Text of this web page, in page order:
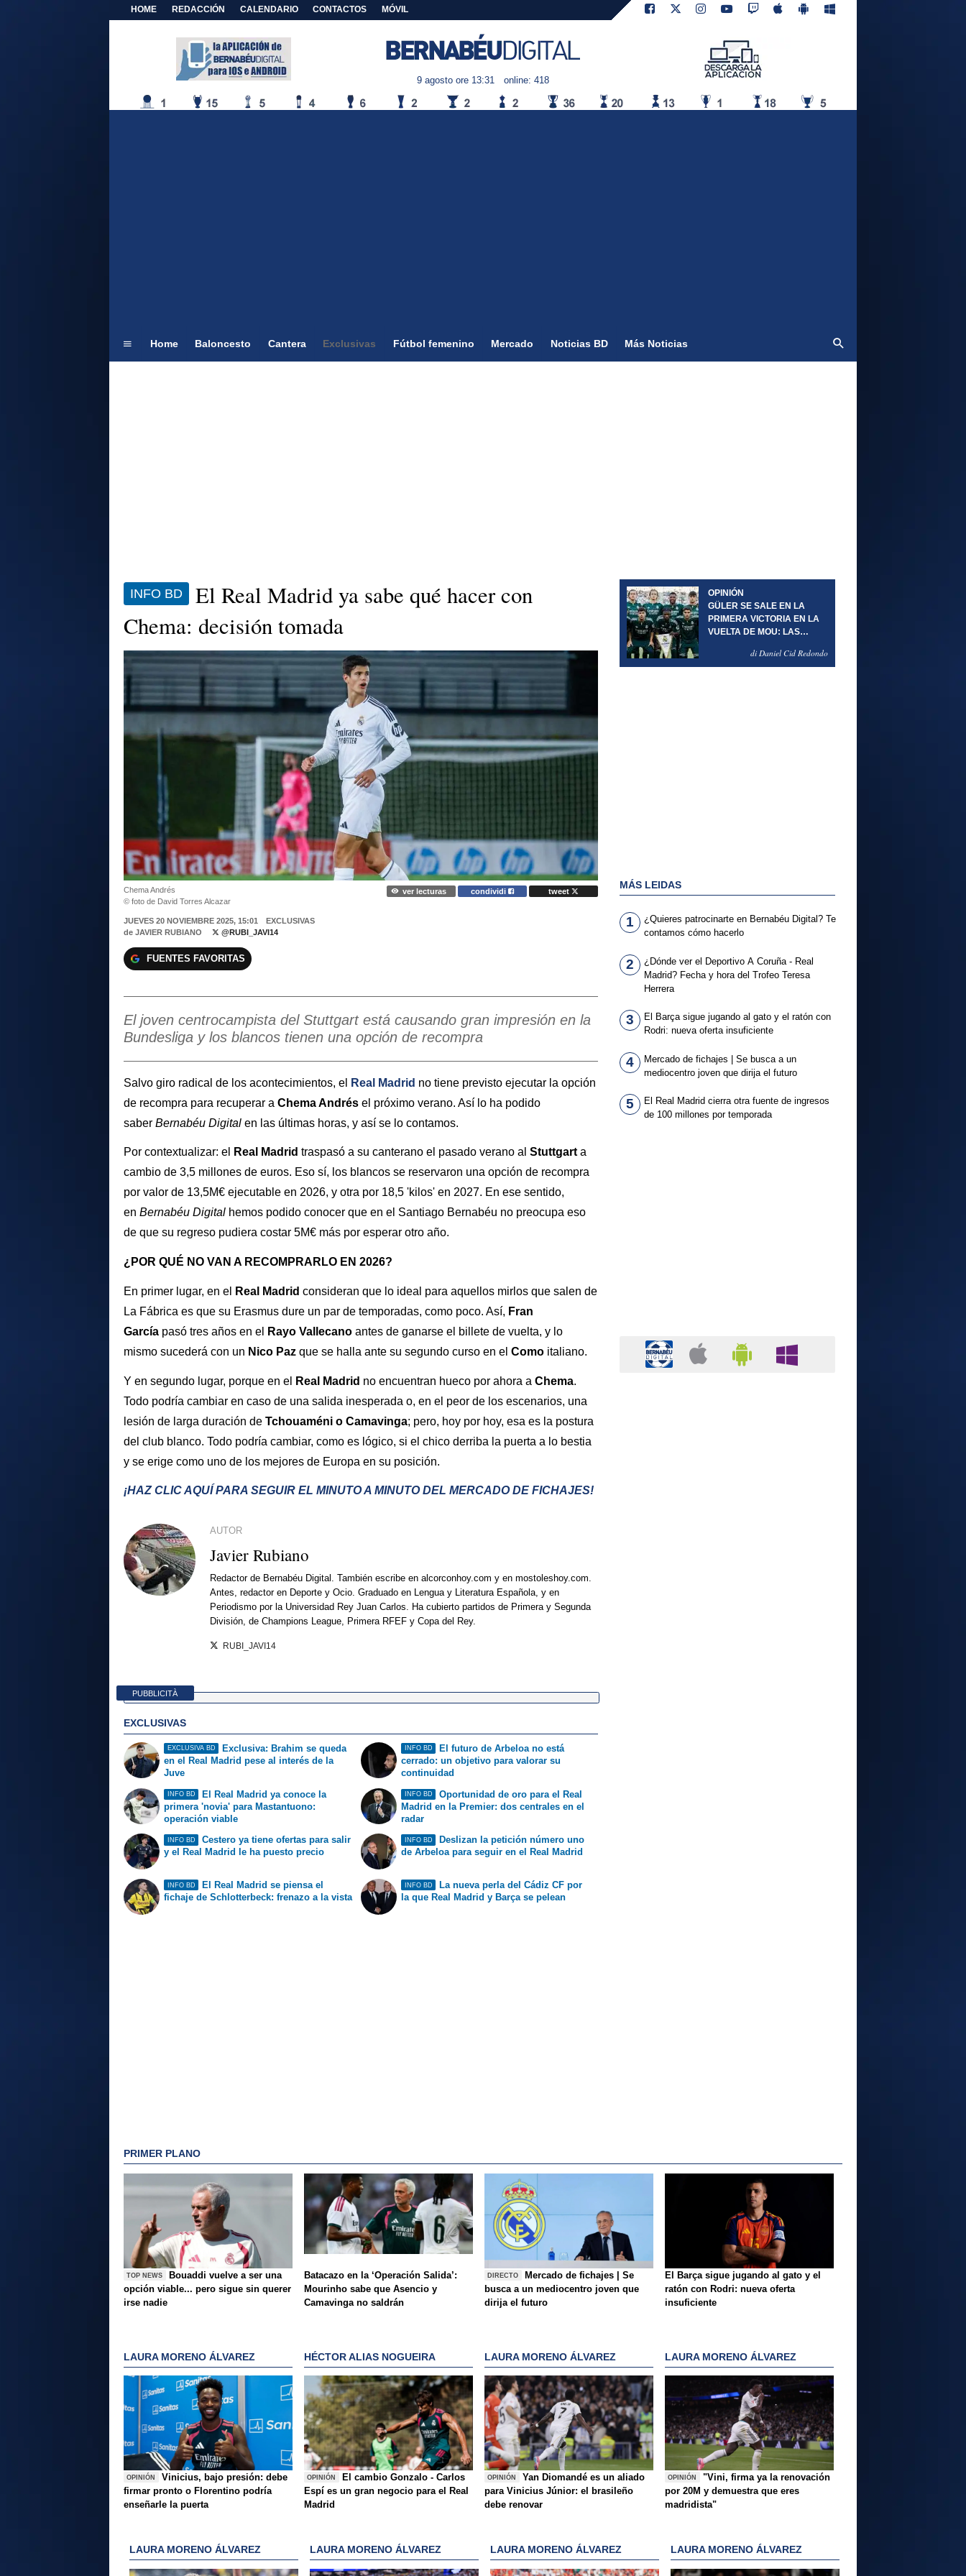
HOME REDACCIÓN CALENDARIO CONTACTOS MÓVIL
9 agosto ore 13:31 online: 418
Home Baloncesto Cantera Exclusivas Fútbol femenino Mercado Noticias BD Más Noticias
INFO BD
El Real Madrid ya sabe qué hacer con
Chema: decisión tomada
Chema Andrés
© foto de David Torres Alcazar
ver lecturas condividi tweet
JUEVES 20 NOVIEMBRE 2025, 15:01
EXCLUSIVAS
de JAVIER RUBIANO @RUBI_JAVI14
FUENTES FAVORITAS
El joven centrocampista del Stuttgart está causando gran impresión en la
Bundesliga y los blancos tienen una opción de recompra
Salvo giro radical de los acontecimientos, el Real Madrid no tiene previsto ejecutar la opción
de recompra para recuperar a Chema Andrés el próximo verano. Así lo ha podido
saber Bernabéu Digital en las últimas horas, y así se lo contamos.
Por contextualizar: el Real Madrid traspasó a su canterano el pasado verano al Stuttgart a
cambio de 3,5 millones de euros. Eso sí, los blancos se reservaron una opción de recompra
por valor de 13,5M€ ejecutable en 2026, y otra por 18,5 'kilos' en 2027. En ese sentido,
en Bernabéu Digital hemos podido conocer que en el Santiago Bernabéu no preocupa eso
de que su regreso pudiera costar 5M€ más por esperar otro año.
¿POR QUÉ NO VAN A RECOMPRARLO EN 2026?
En primer lugar, en el Real Madrid consideran que lo ideal para aquellos mirlos que salen de
La Fábrica es que su Erasmus dure un par de temporadas, como poco. Así, Fran
García pasó tres años en el Rayo Vallecano antes de ganarse el billete de vuelta, y lo
mismo sucederá con un Nico Paz que se halla ante su segundo curso en el Como italiano.
Y en segundo lugar, porque en el Real Madrid no encuentran hueco por ahora a Chema.
Todo podría cambiar en caso de una salida inesperada o, en el peor de los escenarios, una
lesión de larga duración de Tchouaméni o Camavinga; pero, hoy por hoy, esa es la postura
del club blanco. Todo podría cambiar, como es lógico, si el chico derriba la puerta a lo bestia
y se erige como uno de los mejores de Europa en su posición.
¡HAZ CLIC AQUÍ PARA SEGUIR EL MINUTO A MINUTO DEL MERCADO DE FICHAJES!
AUTOR
Javier Rubiano
Redactor de Bernabéu Digital. También escribe en alcorconhoy.com y en mostoleshoy.com.
Antes, redactor en Deporte y Ocio. Graduado en Lengua y Literatura Española, y en
Periodismo por la Universidad Rey Juan Carlos. Ha cubierto partidos de Primera y Segunda
División, de Champions League, Primera RFEF y Copa del Rey.
RUBI_JAVI14
PUBBLICITÀ
EXCLUSIVAS
EXCLUSIVA BD
Exclusiva: Brahim se queda
en el Real Madrid pese al interés de la
Juve
INFO BD
El Real Madrid ya conoce la
primera 'novia' para Mastantuono:
operación viable
INFO BD
El futuro de Arbeloa no está
cerrado: un objetivo para valorar su
continuidad
INFO BD
Oportunidad de oro para el Real
Madrid en la Premier: dos centrales en el
radar
INFO BD
Cestero ya tiene ofertas para salir
y el Real Madrid le ha puesto precio
INFO BD
El Real Madrid se piensa el
fichaje de Schlotterbeck: frenazo a la vista
INFO BD
Deslizan la petición número uno
de Arbeloa para seguir en el Real Madrid
INFO BD
La nueva perla del Cádiz CF por
la que Real Madrid y Barça se pelean
OPINIÓN
GÜLER SE SALE EN LA
PRIMERA VICTORIA EN LA
VUELTA DE MOU: LAS
1-2 REAL MADRIDdi Daniel Cid Redondo
MÁS LEIDAS
1
¿Quieres patrocinarte en Bernabéu Digital? Te
contamos cómo hacerlo
2
¿Dónde ver el Deportivo A Coruña - Real
Madrid? Fecha y hora del Trofeo Teresa
Herrera
3
El Barça sigue jugando al gato y el ratón con
Rodri: nueva oferta insuficiente
4
Mercado de fichajes | Se busca a un
mediocentro joven que dirija el futuro
5
El Real Madrid cierra otra fuente de ingresos
de 100 millones por temporada
PRIMER PLANO
TOP NEWS
Bouaddi vuelve a ser una
opción viable... pero sigue sin querer
irse nadie
Batacazo en la ‘Operación Salida’:
Mourinho sabe que Asencio y
Camavinga no saldrán
DIRECTO
Mercado de fichajes | Se
busca a un mediocentro joven que
dirija el futuro
El Barça sigue jugando al gato y el
ratón con Rodri: nueva oferta
insuficiente
LAURA MORENO ÁLVAREZ
OPINIÓN
Vinicius, bajo presión: debe
firmar pronto o Florentino podría
enseñarle la puerta
HÉCTOR ALIAS NOGUEIRA
OPINIÓN
El cambio Gonzalo - Carlos
Espí es un gran negocio para el Real
Madrid
LAURA MORENO ÁLVAREZ
OPINIÓN
Yan Diomandé es un aliado
para Vinicius Júnior: el brasileño
debe renovar
LAURA MORENO ÁLVAREZ
OPINIÓN
"Vini, firma ya la renovación
por 20M y demuestra que eres
madridista"
LAURA MORENO ÁLVAREZ LAURA MORENO ÁLVAREZ LAURA MORENO ÁLVAREZ LAURA MORENO ÁLVAREZ